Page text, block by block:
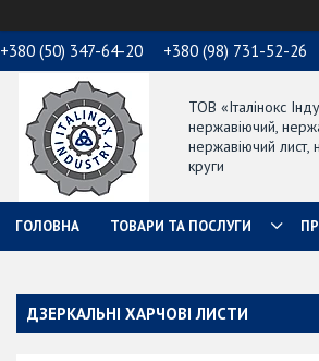
+380 (50) 347-64-20 +380 (98) 731-52-26
ТОВ «Італінокс
нержавіючий,
нержавіючий лист,
круги
ГОЛОВНА ТОВАРИ ТА ПОСЛУГИ
ДЗЕРКАЛЬНІ ХАРЧОВІ ЛИСТИ